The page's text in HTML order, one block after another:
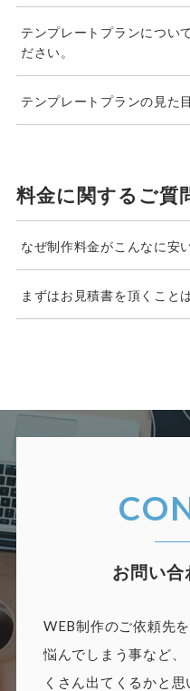
テンプレートプランについ
ださい。
オウンドメディアサイ
そこでソラノデザイン
メディアを提供できま
ゴリ機能」「特集記事
ど、必要であろう機能
ドメディアサイトのテ
た。
サイトが低価格で手に
※テンプレートにない機能
テンプレートプランの見た
「テンプレート」を使
っしゃいますので、本
できません。
ご了承ください。
ただきます。
け付けております。
料金に関するご質
なぜ制作料金がこんなに安
大型案件などで作業を
で、その分を値引きに
まずはお見積書を頂くこと
だいています。
お気軽にお問い合わせ
お問い合
WEB制作のご依頼先
悩んでしまう事など、
くさん出てくるかと思